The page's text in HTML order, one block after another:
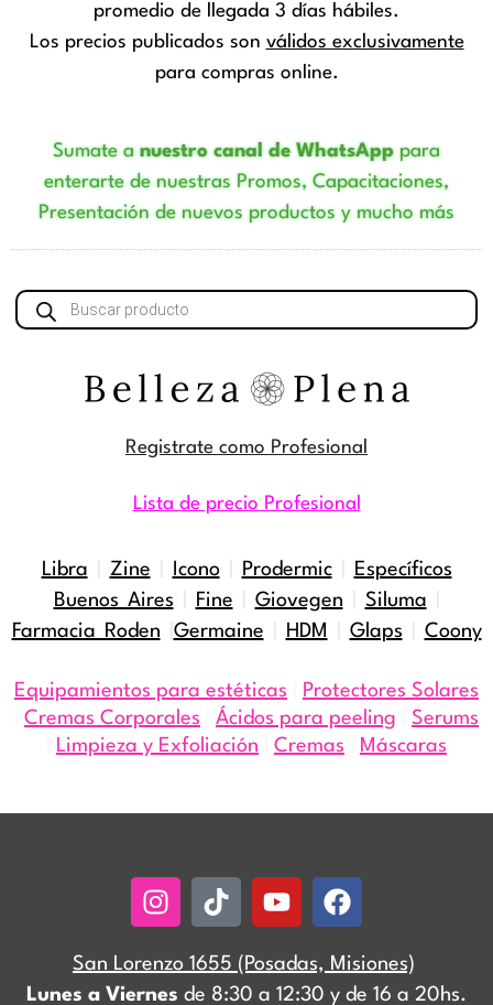
promedio de llegada 3 días hábiles.
Los precios publicados son válidos exclusivamente
para compras online.
Sumate anuestro canal de WhatsApppara
enterarte de nuestras Promos, Capacitaciones,
Presentación de nuevos productos y mucho más
Búsqueda
de
Registrate como Profesional
Lista de precio Profesional
Libra Zine Icono| Prodermic|
Específicos
Buenos Aires
Fine Giovegen Siluma
Farmacia Roden
Germaine HDM Glaps Coony
Equipamientos para estéticas
Protectores Solares
Cremas Corporales Ácidos para peeling
Serums
Limpieza y Exfoliación Cremas Máscaras
Instagram
TiktokYoutubeFacebook
San Lorenzo 1655 (Posadas, Misiones)
Lunes a Viernes de 8:30 a 12:30 y de 16 a 20hs.